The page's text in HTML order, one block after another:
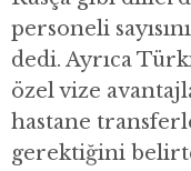
personeli
dedi. Ayrıca
özel vize
hastane
gerektiğini